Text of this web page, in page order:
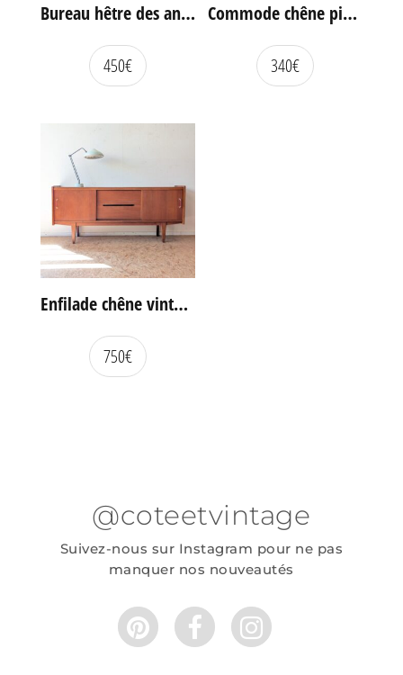
Bureau hêtre des années 60
450€
Commode chêne pieds compas vintage
340€
Enfilade chêne vintage portes coulissantes
750€
@coteetvintage
Suivez-nous sur Instagram pour ne pas
manquer nos nouveautés